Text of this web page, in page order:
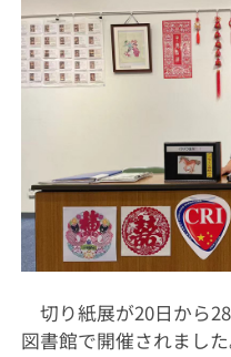
切り紙展が20日から
図書館で開催されまし